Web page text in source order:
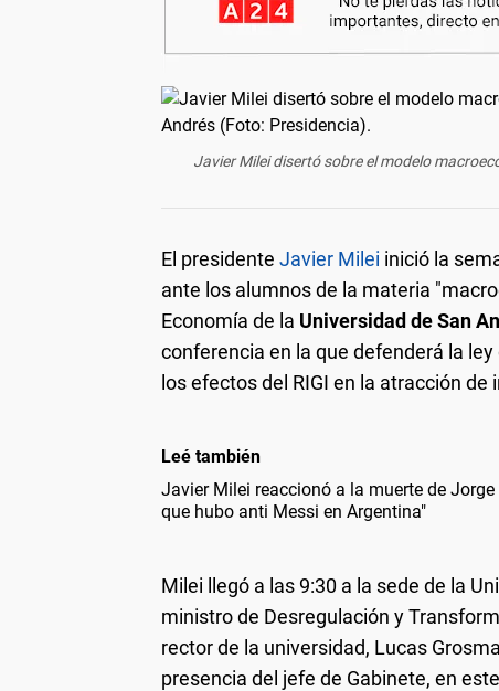
Javier Milei disertó sobre el modelo
El presidente Javier Milei inició la
ante los alumnos de la materia
Economía de la Universidad de San
conferencia en la que defenderá la
los efectos del RIGI en la atracción de
Leé también
Javier Milei reaccionó a la muerte de
que hubo anti Messi en Argentina"
Milei llegó a las 9:30 a la sede de la
ministro de Desregulación y
rector de la universidad, Lucas
presencia del jefe de Gabinete, en